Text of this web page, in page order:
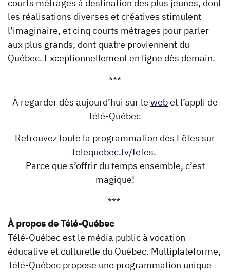
courts métrages à destination des plus jeunes, dont
les réalisations diverses et créatives stimulent
l’imaginaire, et cinq courts métrages pour parler
aux plus grands, dont quatre proviennent du
Québec. Exceptionnellement en ligne dès demain.
***
À regarder dès aujourd’hui sur le webet l’appli de
Télé-Québec
Retrouvez toute la programmation des Fêtes sur
telequebec.tv/fetes.
Parce que s’offrir du temps ensemble, c’est
magique!
***
À propos de Télé-Québec
Télé-Québec est le média public à vocation
éducative et culturelle du Québec. Multiplateforme,
Télé-Québec propose une programmation unique